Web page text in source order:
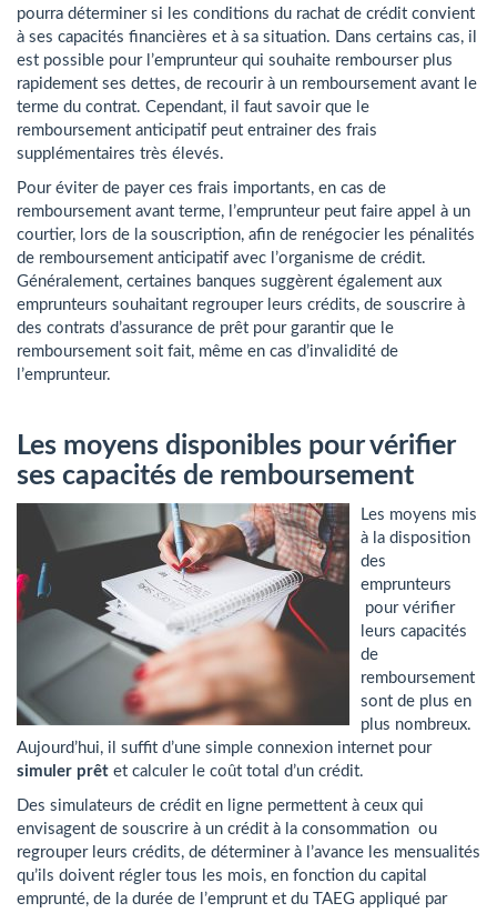
pourra déterminer si les conditions du rachat de crédit convient
à ses capacités financières et à sa situation. Dans certains cas, il
est possible pour l’emprunteur qui souhaite rembourser plus
rapidement ses dettes, de recourir à un remboursement avant le
terme du contrat. Cependant, il faut savoir que le
remboursement anticipatif peut entrainer des frais
supplémentaires très élevés.
Pour éviter de payer ces frais importants, en cas de
remboursement avant terme, l’emprunteur peut faire appel à un
courtier, lors de la souscription, afin de renégocier les pénalités
de remboursement anticipatif avec l’organisme de crédit.
Généralement, certaines banques suggèrent également aux
emprunteurs souhaitant regrouper leurs crédits, de souscrire à
des contrats d’assurance de prêt pour garantir que le
remboursement soit fait, même en cas d’invalidité de
l’emprunteur.
Les moyens disponibles pour vérifier
ses capacités de remboursement
Les moyens mis
à la disposition
des
emprunteurs
pour vérifier
leurs capacités
de
remboursement
sont de plus en
plus nombreux.
Aujourd’hui, il suffit d’une simple connexion internet pour
simuler prêt et calculer le coût total d’un crédit.
Des simulateurs de crédit en ligne permettent à ceux qui
envisagent de souscrire à un crédit à la consommation ou
regrouper leurs crédits, de déterminer à l’avance les mensualités
qu’ils doivent régler tous les mois, en fonction du capital
emprunté, de la durée de l’emprunt et du TAEG appliqué par